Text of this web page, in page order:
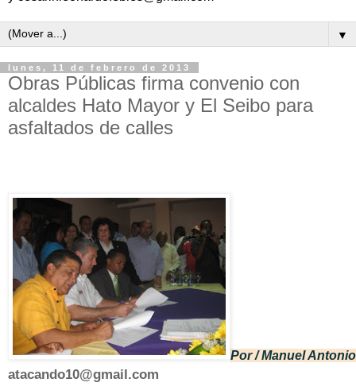
▼
lunes, 11 de febrero de 2013
Obras Públicas firma convenio con
alcaldes Hato Mayor y El Seibo para
asfaltados de calles
Por / Manuel
atacando10@gmail.com